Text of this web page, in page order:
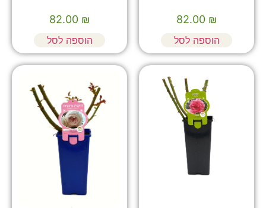
₪
82.00
הוספה לסל
₪
82.00
הוספה לסל